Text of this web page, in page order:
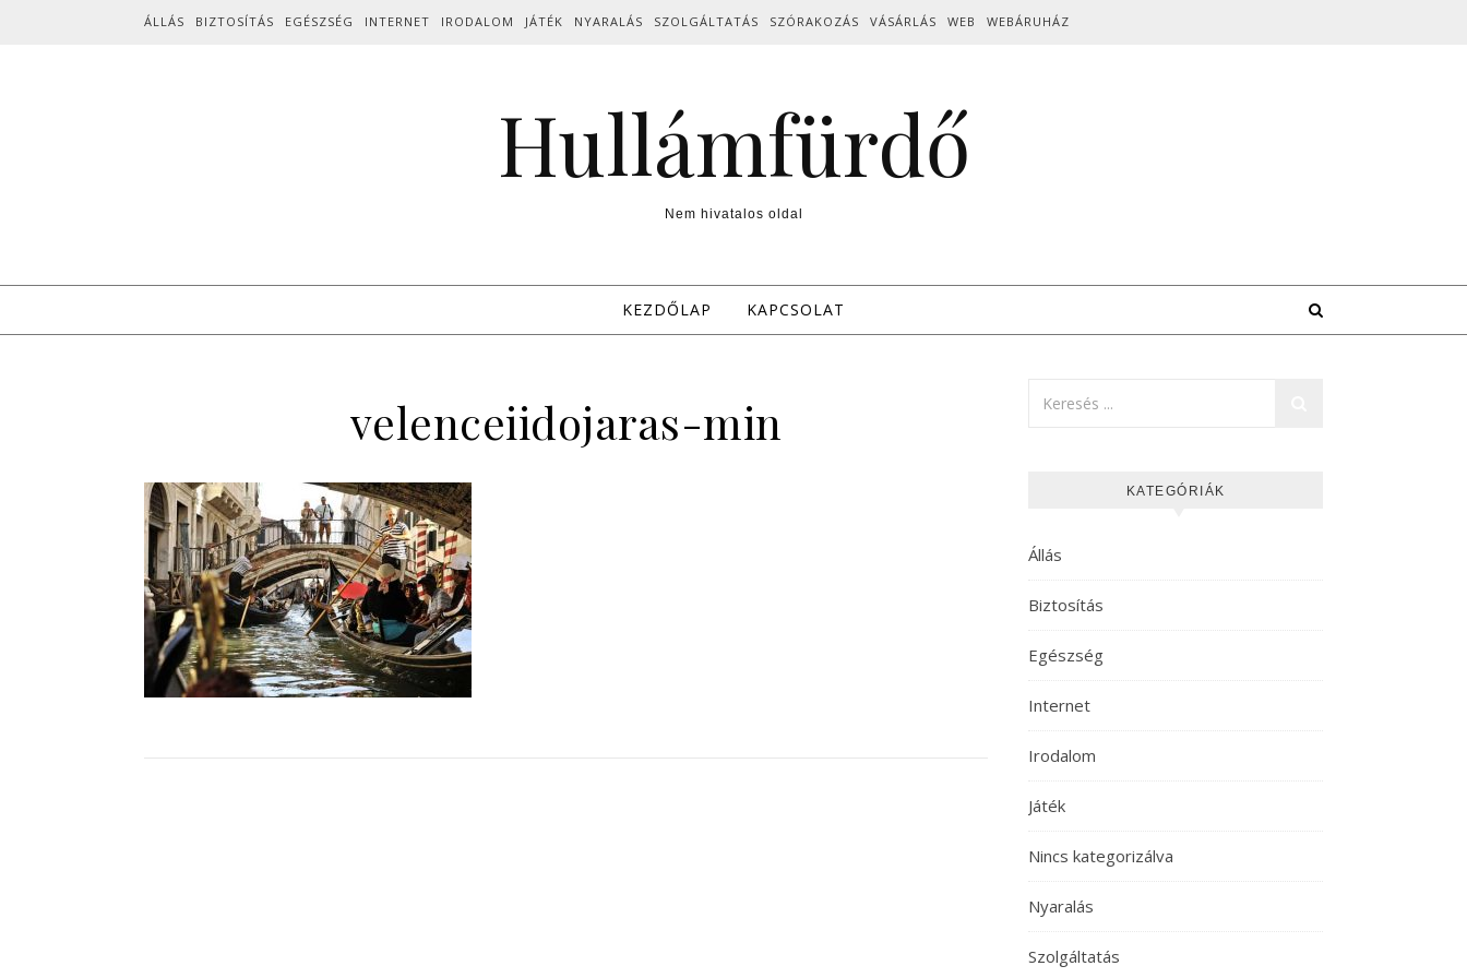
ÁLLÁS BIZTOSÍTÁS EGÉSZSÉG INTERNET IRODALOM JÁTÉK NYARALÁS SZOLGÁLTATÁS SZÓRAKOZÁS VÁSÁRLÁS WEB WEBÁRUHÁZ
Hullámfürdő
Nem hivatalos oldal
KEZDŐLAP KAPCSOLAT
velenceiidojaras-min
KATEGÓRIÁK
Állás
Biztosítás
Egészség
Internet
Irodalom
Játék
Nincs kategorizálva
Nyaralás
Szolgáltatás